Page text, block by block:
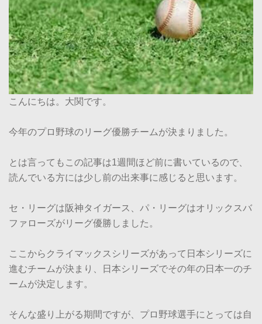
こんにちは。大関です。
今年のプロ野球のリーグ優勝チームが決まりました。
とは言ってもこの記事は1週間ほど前に書いているので、
読んでいる方には少し前の出来事に感じると思います。
セ・リーグは阪神タイガース、パ・リーグはオリックスバ
ファローズがリーグ優勝しました。
ここからクライマックスシリーズがあって日本シリーズに
進むチームが決まり、日本シリーズでその年の日本一のチ
ームが決定します。
そんな盛り上がる期間ですが、プロ野球選手にとっては自